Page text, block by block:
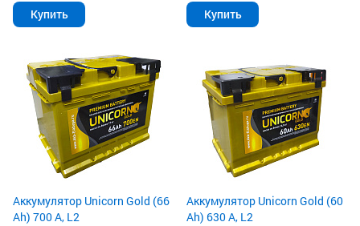
Купить Купить
Аккумулятор Unicorn Gold (66
Ah) 700 А, L2
Аккумулятор Unicorn Gold (60
Ah) 630 А, L2